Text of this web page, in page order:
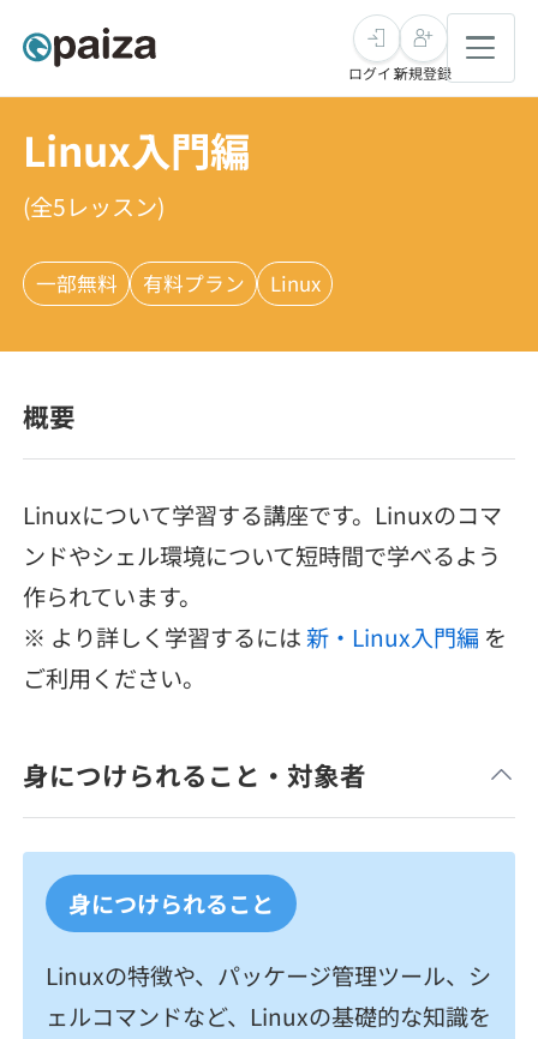
転職・キャリア
求人検索
インタビュー
転職エージェント
未経験転職
求人検索
インタビュー
転職成功ガイド
新卒就活
求人検索
本選考
新卒エージェント
イベント・セミナー
学習
講座一覧
4択課題
ナレッジ
法人向けプラン
学校向けプラン
スキルチェック
SQL
評価結果一覧
メディア
paiza times
note
ログイン新規登録
Linux入門編
(全5レッスン)
一部無料 有料プラン Linux
概要
Linuxについて学習する講座です。Linuxのコマ
ンドやシェル環境について短時間で学べるよう
作られています。
※ より詳しく学習するには新・Linux入門編 を
ご利用ください。
身につけられること・対象者
身につけられること
Linuxの特徴や、パッケージ管理ツール、シ
ェルコマンドなど、Linuxの基礎的な知識を